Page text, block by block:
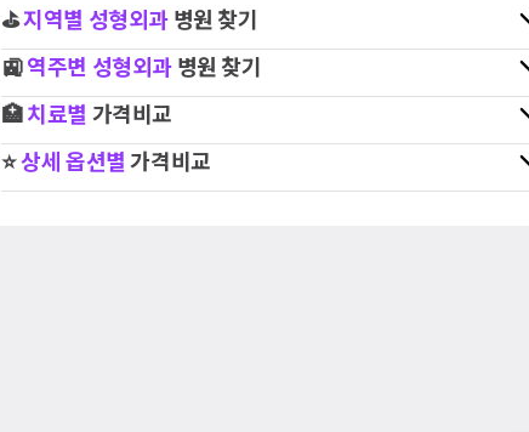
⛳지역별 성형외과병원 찾기
🚉역주변 성형외과병원 찾기
🏥치료별 가격비교
⭐상세 옵션별가격비교